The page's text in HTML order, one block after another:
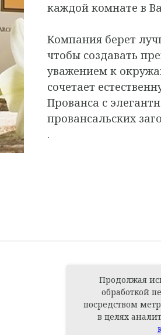
каждой комнате в
Компания берет
чтобы создавать
уважением к
сочетает
Прованса с
провансальских
.
Продолжая
обработкой
посредством
в целях